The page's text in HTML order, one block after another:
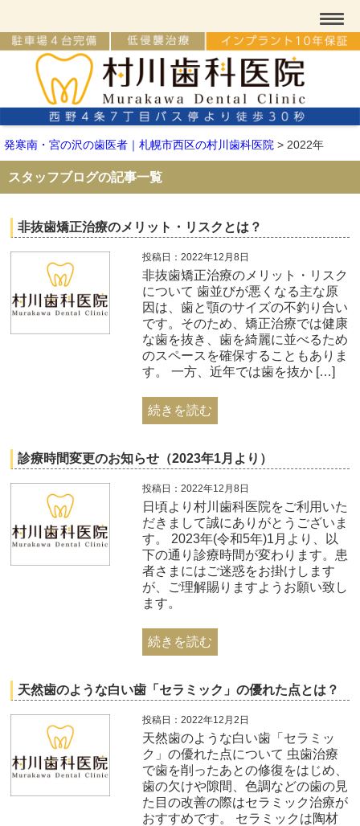
発寒南・宮の沢の歯医者｜札幌市西区の村川歯科医院 > 2022年
スタッフブログの記事一覧
非抜歯矯正治療のメリット・リスクとは？
投稿日：2022年12月8日
非抜歯矯正治療のメリット・リスク
について 歯並びが悪くなる主な原
因は、歯と顎のサイズの不釣り合い
です。そのため、矯正治療では健康
な歯を抜き、歯を綺麗に並べるため
のスペースを確保することもありま
す。 一方、近年では歯を抜か […]
続きを読む
診療時間変更のお知らせ（2023年1月より）
投稿日：2022年12月8日
日頃より村川歯科医院をご利用いた
だきまして誠にありがとうございま
す。 2023年(令和5年)1月より、以
下の通り診療時間が変わります。患
者さまにはご迷惑をお掛けします
が、ご理解賜りますようお願い致し
ます。
続きを読む
天然歯のような白い歯「セラミック」の優れた点とは？
投稿日：2022年12月2日
天然歯のような白い歯「セラミッ
ク」の優れた点について 虫歯治療
で歯を削ったあとの修復をはじめ、
歯の欠けや隙間、色調などの歯の見
た目の改善の際はセラミック治療が
おすすめです。 セラミックは陶材